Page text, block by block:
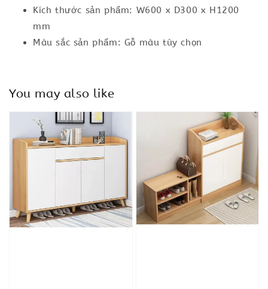
Kích thước sản phẩm: W600 x D300 x H1200
mm
Màu sắc sản phẩm: Gỗ màu tùy chọn
You may also like